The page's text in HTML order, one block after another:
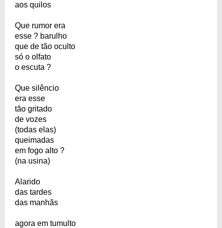
aos quilos
Que rumor era
esse ? barulho
que de tão oculto
só o olfato
o escuta ?
Que silêncio
era esse
tão gritado
de vozes
(todas elas)
queimadas
em fogo alto ?
(na usina)
Alarido
das tardes
das manhãs
agora em tumulto